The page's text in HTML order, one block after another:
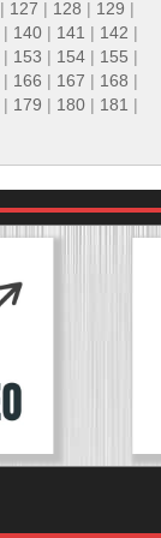
| 127 | 128 | 129 |
| 140 | 141 | 142 |
| 153 | 154 | 155 |
| 166 | 167 | 168 |
| 179 | 180 | 181 |